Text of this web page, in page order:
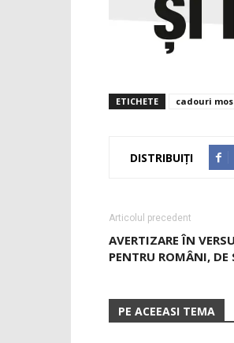
ETICHETE cadouri
DISTRIBUIȚI
Articolul precedent
AVERTIZARE ÎN
PENTRU ROMÂNI, DE
PE ACEEASI TEMA